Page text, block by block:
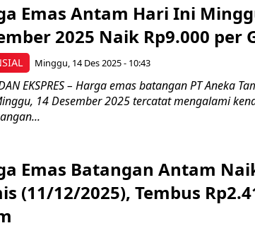
Emas Antam Hari Ini
2025 Naik Rp9.000 per
Minggu, 14 Des 2025 - 10:43
EKSPRES – Harga emas batangan PT Aneka
14 Desember 2025 tercatat mengalami
Emas Batangan Antam
(11/12/2025), Tembus